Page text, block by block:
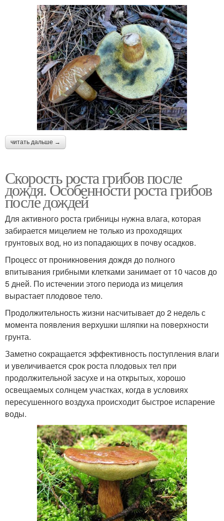
читать дальше →
Скорость роста грибов после
дождя. Особенности роста грибов
после дождей
Для активного роста грибницы нужна влага, которая
забирается мицелием не только из проходящих
грунтовых вод, но из попадающих в почву осадков.
Процесс от проникновения дождя до полного
впитывания грибными клетками занимает от 10 часов до
5 дней. По истечении этого периода из мицелия
вырастает плодовое тело.
Продолжительность жизни насчитывает до 2 недель с
момента появления верхушки шляпки на поверхности
грунта.
Заметно сокращается эффективность поступления влаги
и увеличивается срок роста плодовых тел при
продолжительной засухе и на открытых, хорошо
освещаемых солнцем участках, когда в условиях
пересушенного воздуха происходит быстрое испарение
воды.